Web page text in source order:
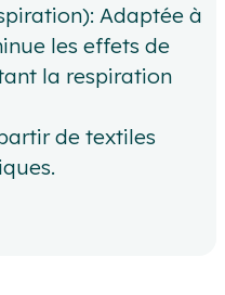
Adaptée à
les effets de
la respiration
de textiles